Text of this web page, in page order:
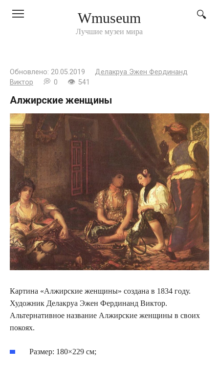
Wmuseum
Лучшие музеи мира
Обновлено: 20.05.2019
Делакруа Эжен Фердинанд
Виктор
0 541
Алжирские женщины
Картина «Алжирские женщины» создана в 1834 году.
Художник Делакруа Эжен Фердинанд Виктор.
Альтернативное название Алжирские женщины в своих
покоях.
Размер: 180×229 см;